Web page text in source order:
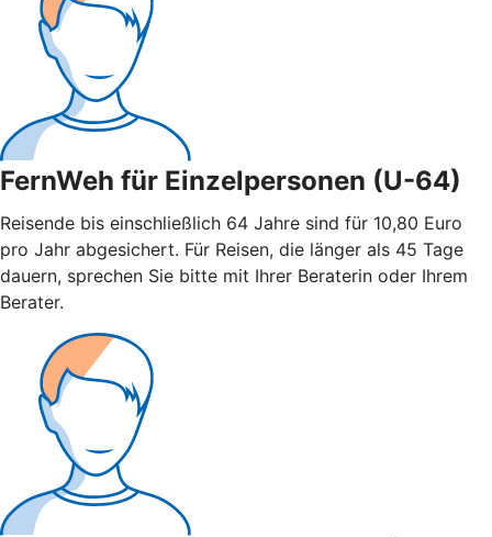
FernWeh für Einzelpersonen (U-64)
Reisende bis einschließlich 64 Jahre sind für 10,80 Euro
pro Jahr abgesichert. Für Reisen, die länger als 45 Tage
dauern, sprechen Sie bitte mit Ihrer Beraterin oder Ihrem
Berater.